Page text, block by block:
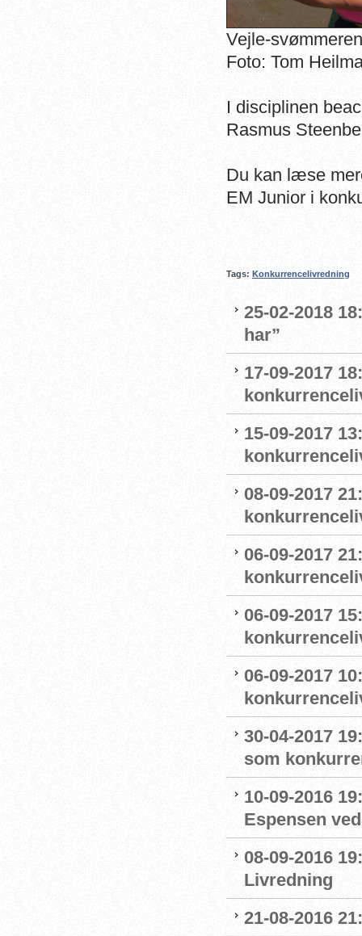
Vejle-
Foto: Tom
I disciplinen
Rasmus
Du kan læse
EM Junior i
Tags: Konkurrencelivredning
25-02-2018
har”
17-09-2017
15-09-2017
08-09-2017
06-09-2017
06-09-2017
06-09-2017
30-04-2017
som
10-09-2016
Espensen
08-09-2016
Livredning
21-08-2016